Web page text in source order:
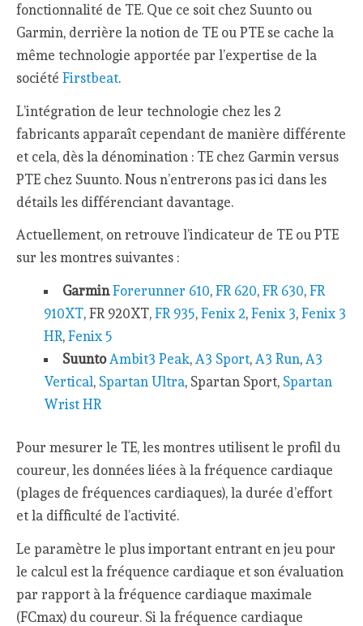
fonctionnalité de TE. Que ce soit chez Suunto ou
Garmin, derrière la notion de TE ou PTE se cache la
même technologie apportée par l’expertise de la
sociétéFirstbeat.
L’intégration de leur technologie chez les 2
fabricants apparaît cependant de manière différente
et cela, dès la dénomination : TE chez Garmin versus
PTE chez Suunto. Nous n’entrerons pas ici dans les
détails les différenciant davantage.
Actuellement, on retrouve l’indicateur de TE ou PTE
sur les montres suivantes :
Garmin Forerunner 610, FR 620, FR 630, FR
910XT, FR 920XT, FR 935, Fenix 2, Fenix 3,Fenix 3
HR,Fenix 5
Suunto Ambit3 Peak, A3 Sport, A3 Run, A3
Vertical, Spartan Ultra, Spartan Sport, Spartan
Wrist HR
Pour mesurer le TE, les montres utilisent le profil du
coureur, les données liées à la fréquence cardiaque
(plages de fréquences cardiaques), la durée d’effort
et la difficulté de l’activité.
Le paramètre le plus important entrant en jeu pour
le calcul est la fréquence cardiaque et son évaluation
par rapport à la fréquence cardiaque maximale
(FCmax) du coureur. Si la fréquence cardiaque